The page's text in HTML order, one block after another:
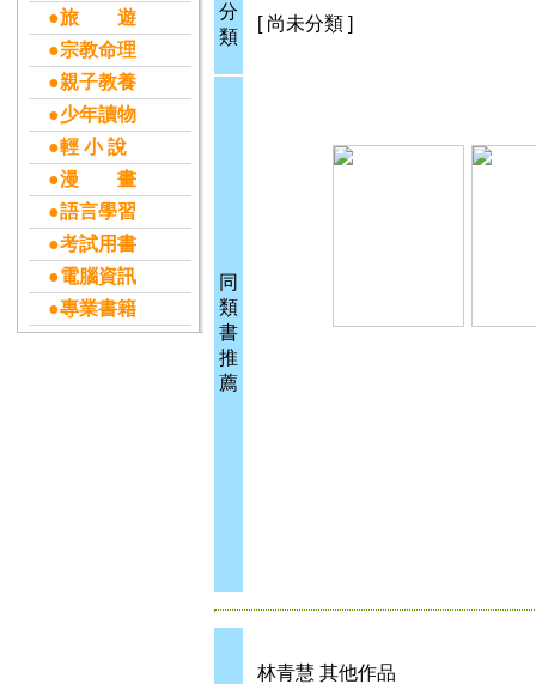
●旅 遊
●宗教命理
●親子教養
●少年讀物
●輕 小 說
●漫 畫
●語言學習
●考試用書
●電腦資訊
●專業書籍
分
類
[ 尚未分類 ]
同
類
書
推
薦
林青慧 其他作品